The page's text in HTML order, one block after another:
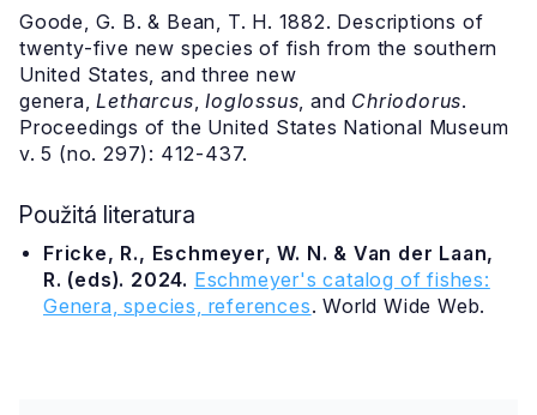
Goode, G. B. & Bean, T. H. 1882. Descriptions of
twenty-five new species of fish from the southern
United States, and three new
genera,Letharcus,Ioglossus, and Chriodorus.
Proceedings of the United States National Museum
v. 5 (no. 297): 412-437.
Použitá literatura
Fricke, R., Eschmeyer, W. N. & Van der Laan,
R. (eds). 2024. Eschmeyer's catalog of fishes:
Genera, species, references. World Wide Web.